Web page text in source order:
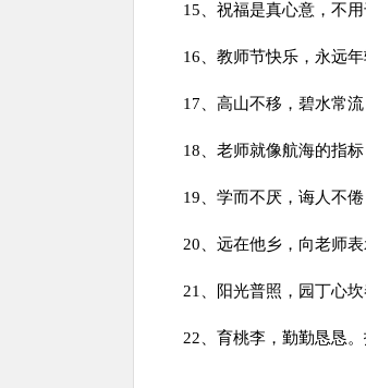
15、祝福是真心意，不
16、教师节快乐，永远
17、高山不移，碧水常
18、老师就像航海的指
19、学而不厌，诲人不
20、远在他乡，向老师
21、阳光普照，园丁心
22、育桃李，勤勤恳恳